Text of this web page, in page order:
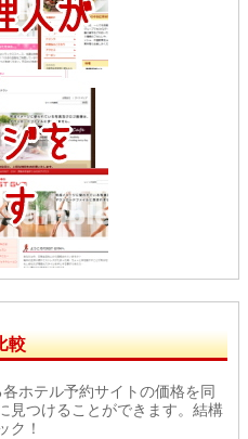
較
ホテル予約サイトの価格を同
見つけることができます。結構
ク！